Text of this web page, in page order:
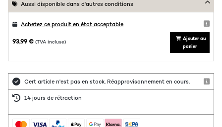
Aussi disponible dans d'autres conditions
Achetez ce produit en état acceptable
93,99 € (TVA incluse)
Ajouter au
panier
Cert article n'est pas en stock. Réapprovisonnement en cours.
14 jours de rétraction